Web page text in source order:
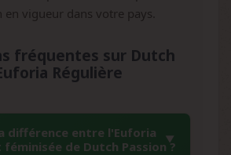
en vigueur dans votre pays.
fréquentes sur Dutch
Régulière
différence entre l'Euforia
de Dutch Passion ?